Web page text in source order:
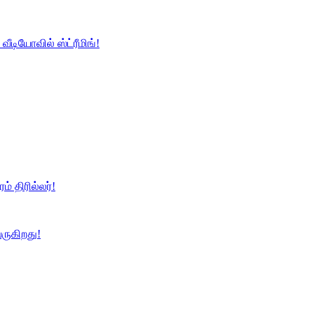
வீடியோவில் ஸ்ட்ரீமிங்!
திரில்லர்!